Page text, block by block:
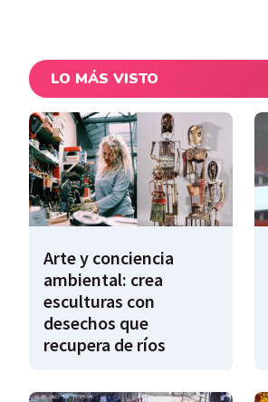
LO MÁS VISTO
Arte y conciencia
ambiental: crea
esculturas con
desechos que
recupera de ríos